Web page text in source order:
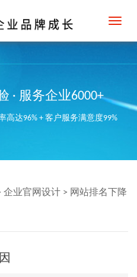
· 服务企业6000+
高达96% + 客户服务满意度99%
企业官网设计 > 网站排名下降